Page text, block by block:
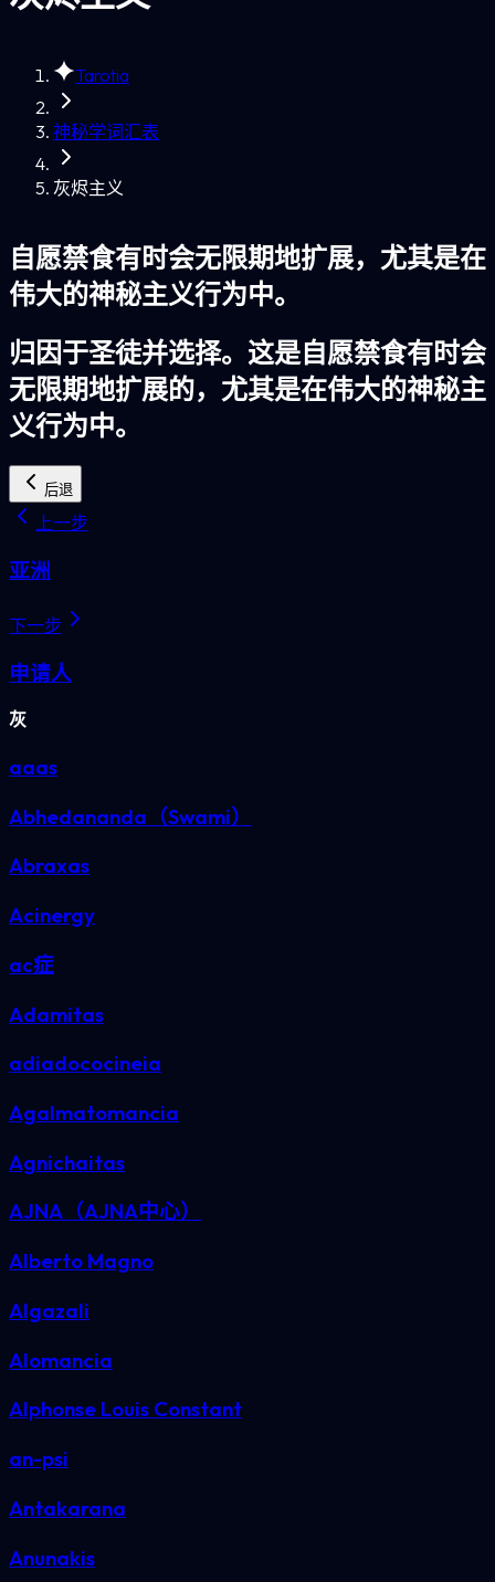
Tarotia
神秘学词汇表
灰烬主义
自愿禁食有时会无限期地扩展，尤其是在
伟大的神秘主义行为中。
归因于圣徒并选择。这是自愿禁食有时会
无限期地扩展的，尤其是在伟大的神秘主
义行为中。
后退
上一步
亚洲
下一步
申请人
灰
aaas
Abhedananda（Swami）
Abraxas
Acinergy
ac症
Adamitas
adiadococineia
Agalmatomancia
Agnichaitas
AJNA（AJNA中心）
Alberto Magno
Algazali
Alomancia
Alphonse Louis Constant
an-psi
Antakarana
Anunakis